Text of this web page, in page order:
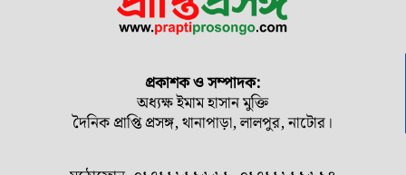
প্রকাশক ও সম্পাদক:
অধ্যক্ষ ইমাম হাসান মুক্তি
দৈনিক প্রাপ্তি প্রসঙ্গ, থানাপাড়া, লালপুর, নাটোর।